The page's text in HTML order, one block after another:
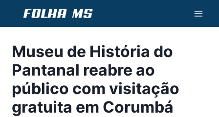
Conteúdo
Museu de História do
Pantanal reabre ao
público com visitação
gratuita em Corumbá